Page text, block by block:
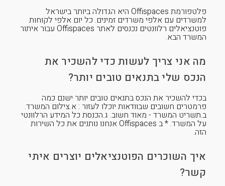
פלטפורמת Offispaces היא הגדולה ביותר בישראל
למשרדים עם אלפי משרדים זמינים. כל יום אלפי לקוחות
פוטנציאלים רלוונטים נכנסים לאתר Offispaces עבור איתור
המשרד הבא.
מה אני צריך לעשות כדי להשכיר את
הנכס שלי בתנאים טובים יותר?
בכדי להשכיר את הנכס בתנאים טובים יותר ישנם כמה
פרמטרים חשובים שבוודאות יוכלו לעזור : א.צילום המשרד.
ב.תשריט המשרד - מאוד חשוב. ג.הכנסת כל המידע הרלוונטי
על המשרד. * ב Offispaces אנחנו נותנים את כל השירות
הזה.
איך השוכרים הפוטנציאלים יוצרים איתי
קשר?